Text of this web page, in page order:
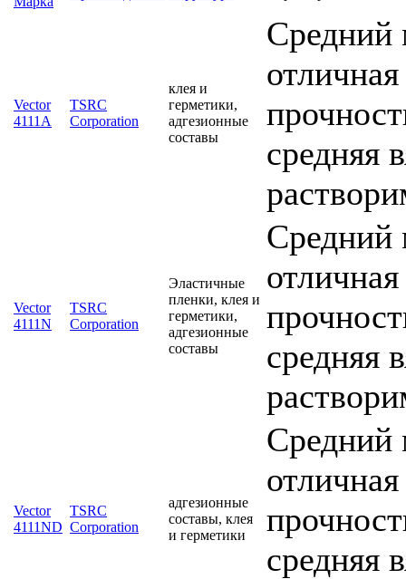
Vector
4111A
TSRC
Corporation
клея и
герметики,
адгезионные
составы
Средний
средняя
Vector
4111N
TSRC
Corporation
Эластичные
пленки, клея и
герметики,
адгезионные
составы
Средний
средняя
Vector
4111ND
TSRC
Corporation
адгезионные
составы, клея
и герметики
Средний
средняя